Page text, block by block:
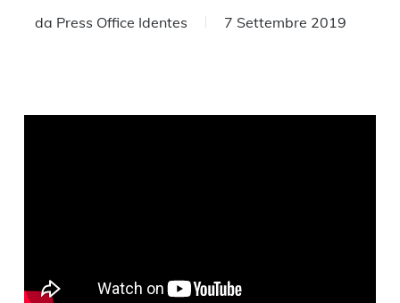
da Press Office Identes 7 Settembre 2019